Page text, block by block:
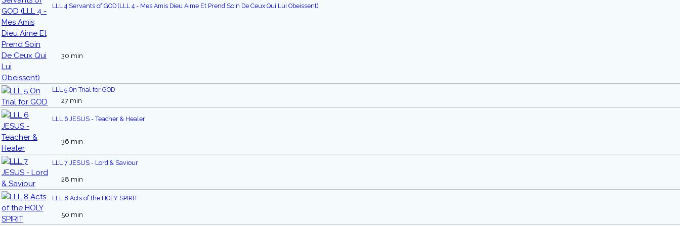
LLL 4 Servants of GOD (LLL 4 - Mes Amis Dieu Aime Et Prend Soin De Ceux Qui Lui Obeissent)
30 min
LLL 5 On Trial for GOD
27 min
LLL 6 JESUS - Teacher & Healer
36 min
LLL 7 JESUS - Lord & Saviour
28 min
LLL 8 Acts of the HOLY SPIRIT
50 min